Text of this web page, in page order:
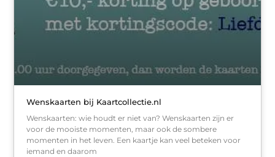
Wenskaarten bij Kaartcollectie.nl
Wenskaarten: wie houdt er niet van? Wenskaarten zijn er
voor de mooiste momenten, maar ook de sombere
momenten in het leven. Een kaartje kan veel beteken voor
iemand en daarom